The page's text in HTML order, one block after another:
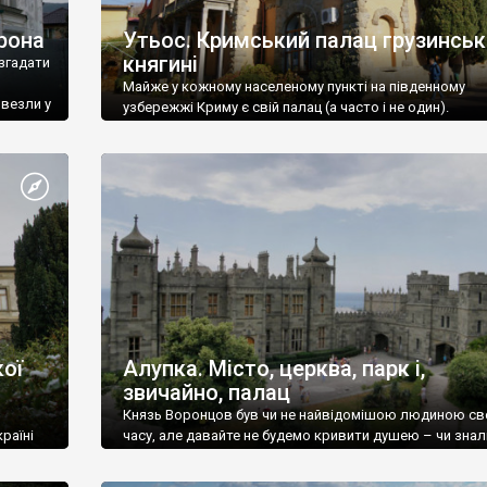
у
Утьос. Кримський палац
княгині
Майже у кожному населеному пункті на південному
узбережжі Криму є свій палац (а часто і не один).
Алупка. Місто, церква, парк і,
звичайно, палац
Князь Воронцов був чи не найвідомішою людиною
часу, але давайте не будемо кривити душею – чи